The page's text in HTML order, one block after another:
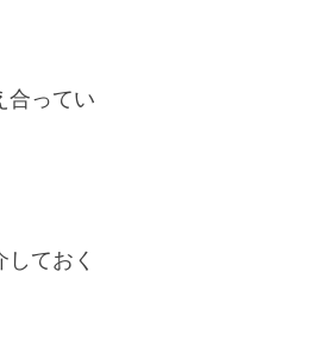
合ってい
ておく